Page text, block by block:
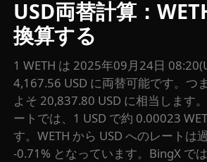
USD両替計算：
換算する
1 WETH は 2025年09月24日
4,167.56 USD に両替可能です。つ
よそ 20,837.80 USD に相当します
ートでは、1 USD で約 0.00023
す。WETH から USD へのレートは
-0.71% となっています。BingX で